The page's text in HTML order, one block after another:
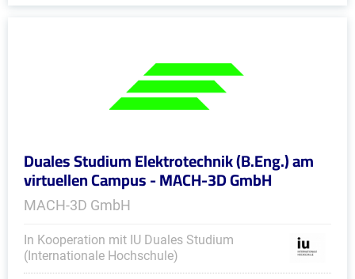
Duales Studium Elektrotechnik (B.Eng.) am
virtuellen Campus - MACH-3D GmbH
MACH-3D GmbH
In Kooperation mit IU Duales Studium
(Internationale Hochschule)